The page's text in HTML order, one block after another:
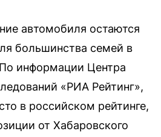
автомобиля остаются
большинства семей в
информации Центра
«РИА Рейтинг»,
в российском рейтинге,
от Хабаровского